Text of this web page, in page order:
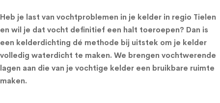
Heb je last van vochtproblemen in je kelder in regio Tielen
en wil je dat vocht definitief een halt toeroepen? Dan is
een kelderdichting dé methode bij uitstek om je kelder
volledig waterdicht te maken. We brengen vochtwerende
lagen aan die van je vochtige kelder een bruikbare ruimte
maken.